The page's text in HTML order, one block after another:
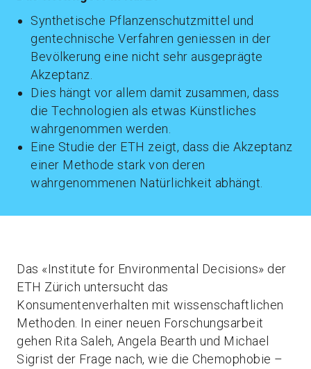
Synthetische Pflanzenschutzmittel und
gentechnische Verfahren geniessen in der
Bevölkerung eine nicht sehr ausgeprägte
Akzeptanz.
Dies hängt vor allem damit zusammen, dass
die Technologien als etwas Künstliches
wahrgenommen werden.
Eine Studie der ETH zeigt, dass die Akzeptanz
einer Methode stark von deren
wahrgenommenen Natürlichkeit abhängt.
Das «Institute for Environmental Decisions» der
ETH Zürich untersucht das
Konsumentenverhalten mit wissenschaftlichen
Methoden. In einer neuen Forschungsarbeit
gehen Rita Saleh, Angela Bearth und Michael
Sigrist der Frage nach, wie die Chemophobie –